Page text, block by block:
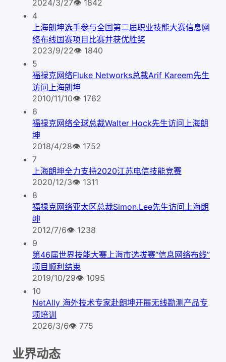
2024/3/27👁 1842
4
上海朗坤选手参与全国第二届职业技能大赛信息网
络布线国赛项目比赛并获优胜奖
2023/9/22👁 1840
5
福禄克网络Fluke Networks总裁Arif Kareem先生
访问上海朗坤
2010/11/10👁 1762
6
福禄克网络全球总裁Walter Hock先生访问上海朗
坤
2018/4/28👁 1752
7
上海朗坤全力支持2020江苏电信技能竞赛
2020/12/3👁 1311
8
福禄克网络亚太区总裁Simon.Lee先生访问上海朗
坤
2012/7/6👁 1238
9
第46届世界技能大赛上海市选拔赛“信息网络布线”
项目顺利结束
2019/10/29👁 1095
10
NetAlly 海外技术专家赴朗坤开展无线勘测产品专
项培训
2026/3/6👁 775
业界动态